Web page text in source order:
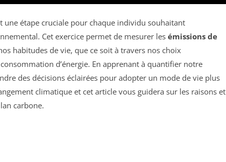
une étape cruciale pour chaque individu souhaitant
Cet exercice permet de mesurer les émissions de
habitudes de vie, que ce soit à travers nos choix
d’énergie. En apprenant à quantifier notre
des décisions éclairées pour adopter un mode de vie plus
climatique et cet article vous guidera sur les raisons et
carbone.